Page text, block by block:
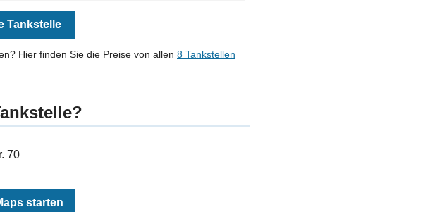
Tankstelle
Hier finden Sie die Preise von allen 8 Tankstellen
70
starten